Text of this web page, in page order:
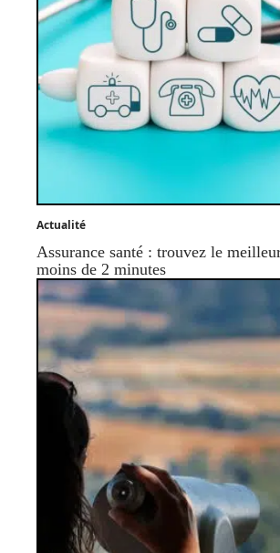
Actualité
Assurance santé : trouvez le
moins de 2 minutes